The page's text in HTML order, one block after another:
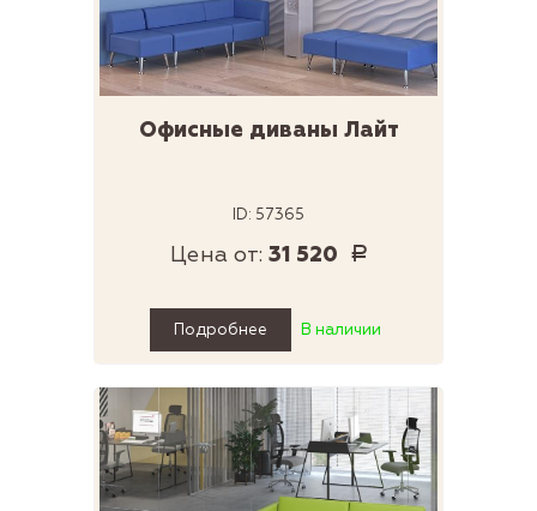
Офисные диваны Лайт
ID: 57365
Цена от: 31 520 Р
Подробнее В наличии